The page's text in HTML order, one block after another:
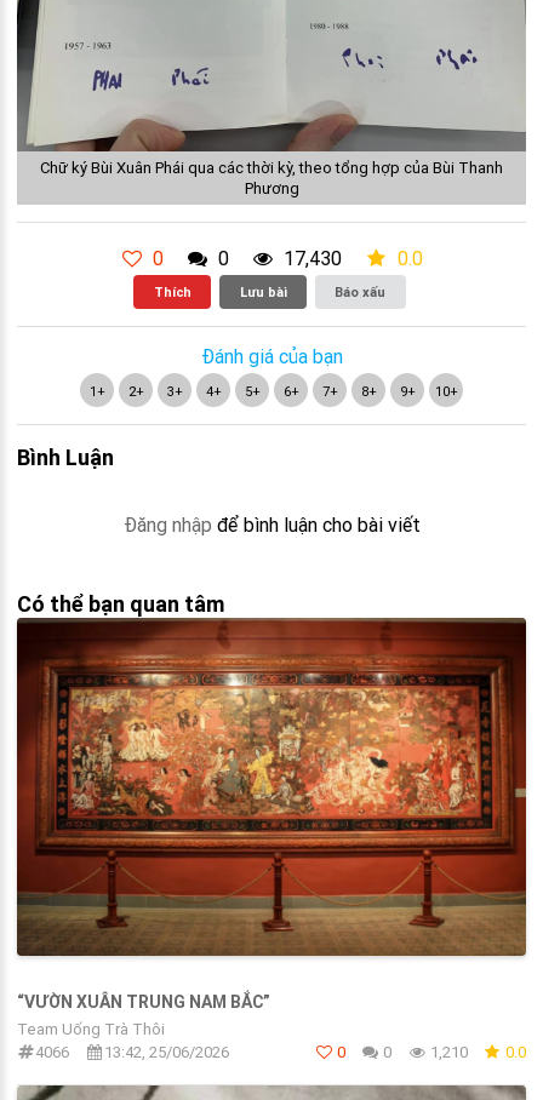
Chữ ký Bùi Xuân Phái qua các thời kỳ, theo tổng hợp của Bùi Thanh
Phương
0 0 17,430 0.0
Thích Lưu bài Báo xấu
Đánh giá của bạn
1+ 2+ 3+ 4+ 5+ 6+ 7+ 8+ 9+ 10+
Bình Luận
Đăng nhập để bình luận cho bài viết
Có thể bạn quan tâm
“VƯỜN XUÂN TRUNG NAM BẮC”
Team Uống Trà Thôi
4066
13:42, 25/06/2026 0 0 1,210 0.0